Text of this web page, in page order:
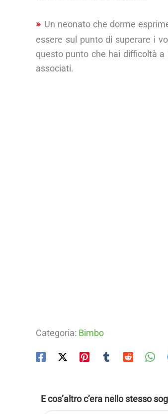
Un neonato che dorme
essere sul punto di superare i
questo punto che hai difficoltà
associati.
Categoria: Bimbo
E cos’altro c’era nello stesso